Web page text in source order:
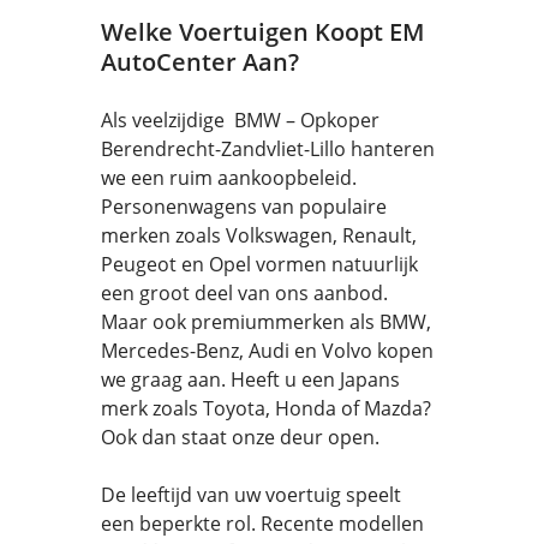
Welke Voertuigen Koopt EM
AutoCenter Aan?
Als veelzijdige BMW – Opkoper
Berendrecht-Zandvliet-Lillo hanteren
we een ruim aankoopbeleid.
Personenwagens van populaire
merken zoals Volkswagen, Renault,
Peugeot en Opel vormen natuurlijk
een groot deel van ons aanbod.
Maar ook premiummerken als BMW,
Mercedes-Benz, Audi en Volvo kopen
we graag aan. Heeft u een Japans
merk zoals Toyota, Honda of Mazda?
Ook dan staat onze deur open.
De leeftijd van uw voertuig speelt
een beperkte rol. Recente modellen